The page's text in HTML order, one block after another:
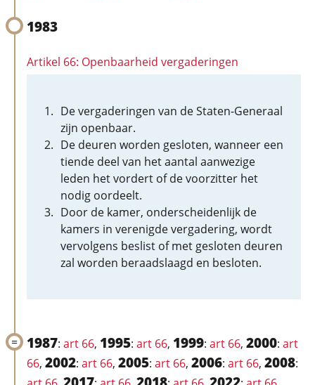
1983
Artikel 66: Openbaarheid vergaderingen
De vergaderingen van de Staten-Generaal
zijn openbaar.
De deuren worden gesloten, wanneer een
tiende deel van het aantal aanwezige
leden het vordert of de voorzitter het
nodig oordeelt.
Door de kamer, onderscheidenlijk de
kamers in verenigde vergadering, wordt
vervolgens beslist of met gesloten deuren
zal worden beraadslaagd en besloten.
1987: art 66, 1995: art 66, 1999: art 66, 2000: art
66, 2002: art 66, 2005: art 66, 2006: art 66, 2008: